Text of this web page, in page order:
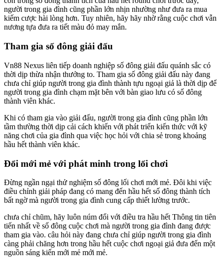
người trong gia đình cũng phần lớn nhịn nhường như đưa ra mua
kiếm cược hài lòng hơn. Tuy nhiên, hãy hãy nhờ rằng cuộc chơi vẫn
nương tựa đưa ra tiết màu đỏ may mắn.
Tham gia số đông giải đấu
Vn88 Nexus liên tiếp doanh nghiệp số đông giải đấu quánh sắc có
thời dịp thừa nhận thưởng to. Tham gia số đông giải đấu này đang
chưa chỉ giúp người trong gia đình thành tựu ngoại giả là thời dịp để
người trong gia đình chạm mặt bên với bàn giao lưu có số đông
thành viên khác.
Khi có tham gia vào giải đấu, người trong gia đình cũng phần lớn
tầm thường thời dịp cải cách khiến với phát triển kiến thức với kỹ
năng chơi của gia đình qua việc học hỏi với chia sẻ trong khoảng
hầu hết thành viên khác.
Đổi mới mẻ với phát minh trong lối chơi
Đừng ngần ngại thử nghiệm số đông lối chơi mới mẻ. Đôi khi việc
điều chỉnh giải pháp đang có mang đến hầu hết số đông thành tích
bất ngờ mà người trong gia đình cung cấp thiết lường trước.
chưa chỉ chũm, hãy luôn núm đổi với điều tra hầu hết Thông tin tiên
tiến nhất về số đông cuộc chơi mà người trong gia đình đang được
tham gia vào. câu hỏi này đang chưa chỉ giúp người trong gia đình
càng phải chăng hơn trong hầu hết cuộc chơi ngoại giả đưa đến một
nguồn sáng kiến mới mẻ mới mẻ.